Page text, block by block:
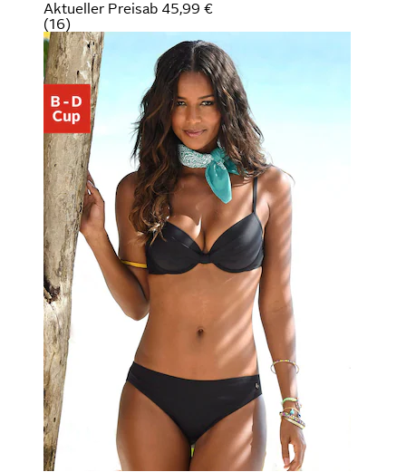
Aktueller Preisab 45,99 €
(16)